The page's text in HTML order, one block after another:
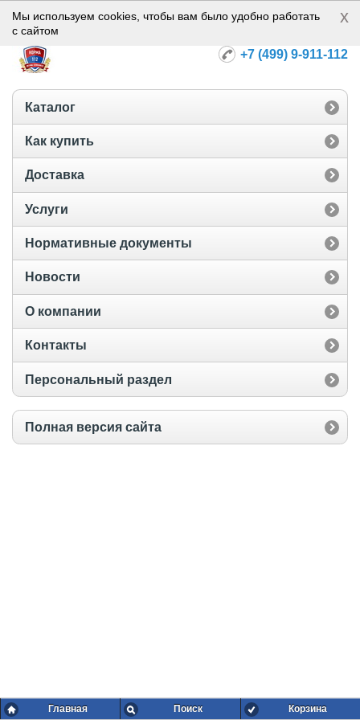
Норма-112
+7 (499) 9-911-112
Каталог
Как купить
Доставка
Услуги
Нормативные документы
Новости
О компании
Контакты
Персональный раздел
Полная версия сайта
Главная Поиск Корзина
Мы используем cookies, чтобы вам было удобно работать
с сайтом
x